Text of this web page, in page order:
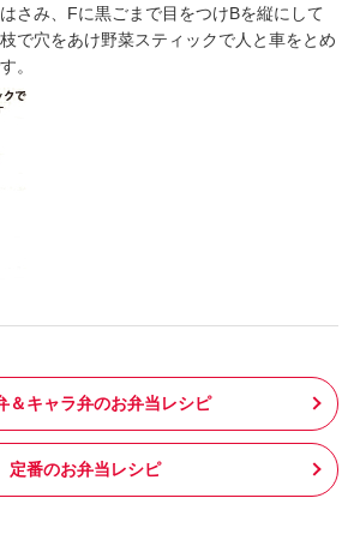
さみ、Fに黒ごまで目をつけBを縦にして
枝で穴をあけ野菜スティックで人と車をとめ
。
＆キャラ弁のお弁当レシピ
定番のお弁当レシピ